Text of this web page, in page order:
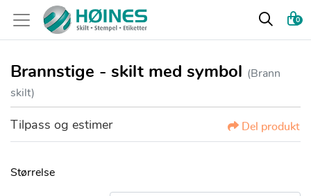
0
Brannstige - skilt med symbol (Brann
skilt)
Tilpass og estimer Del produkt
Størrelse